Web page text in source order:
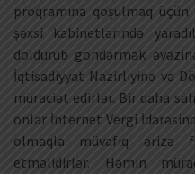
proqramına qoşulmaq
şəxsi kabinetlərində
doldurub göndərmək
İqtisadiyyat Nazirliyinə və
müraciət edirlər. Bir daha
onlar İnternet Vergi
olmaqla müvafiq ərizə
etməlidirlər. Həmin